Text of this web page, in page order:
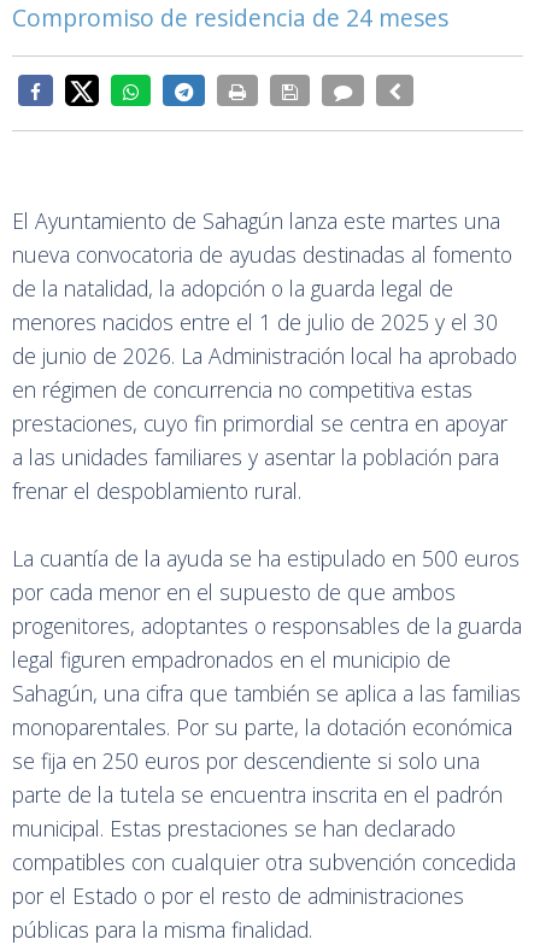
Compromiso de residencia de 24 meses
El Ayuntamiento de Sahagún lanza este martes una
nueva convocatoria de ayudas destinadas al fomento
de la natalidad, la adopción o la guarda legal de
menores nacidos entre el 1 de julio de 2025 y el 30
de junio de 2026. La Administración local ha aprobado
en régimen de concurrencia no competitiva estas
prestaciones, cuyo fin primordial se centra en apoyar
a las unidades familiares y asentar la población para
frenar el despoblamiento rural.
La cuantía de la ayuda se ha estipulado en 500 euros
por cada menor en el supuesto de que ambos
progenitores, adoptantes o responsables de la guarda
legal figuren empadronados en el municipio de
Sahagún, una cifra que también se aplica a las familias
monoparentales. Por su parte, la dotación económica
se fija en 250 euros por descendiente si solo una
parte de la tutela se encuentra inscrita en el padrón
municipal. Estas prestaciones se han declarado
compatibles con cualquier otra subvención concedida
por el Estado o por el resto de administraciones
públicas para la misma finalidad.